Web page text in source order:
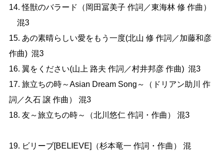
14. 怪獣のバラード（岡田冨美子 作詞／東海林 修 作曲）
混3
15. あの素晴らしい愛をもう一度(北山 修 作詞／加藤和彦
作曲)  混3
16. 翼をください(山上 路夫 作詞／村井邦彦 作曲)  混3
17. 旅立ちの時～Asian Dream Song～（ドリアン助川 作
詞／久石 譲 作曲） 混3
18. 友～旅立ちの時～（北川悠仁 作詞・作曲） 混3
19. ビリーブ[BELIEVE]（杉本竜一 作詞・作曲） 混